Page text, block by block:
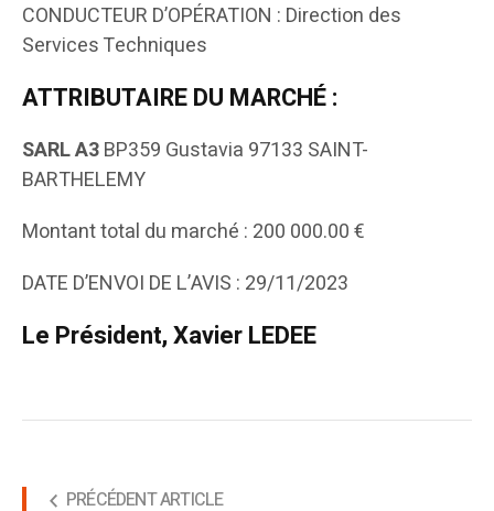
CONDUCTEUR D’OPÉRATION : Direction des
Services Techniques
ATTRIBUTAIRE DU MARCHÉ :
SARL A3BP359 Gustavia 97133 SAINT-
BARTHELEMY
Montant total du marché : 200 000.00 €
DATE D’ENVOI DE L’AVIS : 29/11/2023
Le Président, Xavier LEDEE
PRÉCÉDENT ARTICLE